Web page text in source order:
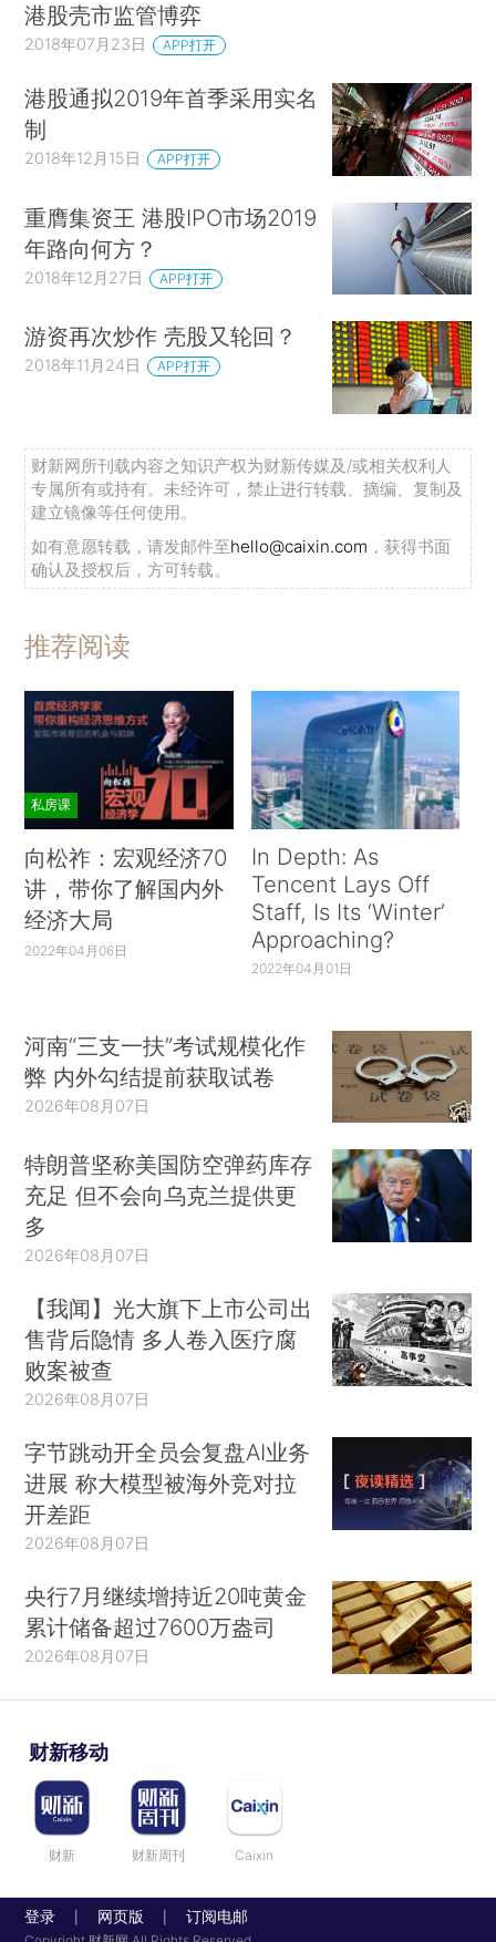
港股壳市监管博弈
2018年07月23日 APP打开
港股通拟2019年首季采用实名
制
2018年12月15日 APP打开
重膺集资王 港股IPO市场2019
年路向何方？
2018年12月27日 APP打开
游资再次炒作 壳股又轮回？
2018年11月24日 APP打开
财新网所刊载内容之知识产权为财新传媒及/或相关权利人
专属所有或持有。未经许可，禁止进行转载、摘编、复制及
建立镜像等任何使用。
如有意愿转载，请发邮件至hello@caixin.com ，获得书面
确认及授权后，方可转载。
推荐阅读
私房课
向松祚：宏观经济70
讲，带你了解国内外
经济大局
2022年04月06日
In Depth: As
Tencent Lays Off
Staff, Is Its ‘Winter’
Approaching?
2022年04月01日
河南“三支一扶”考试规模化作
弊 内外勾结提前获取试卷
2026年08月07日
特朗普坚称美国防空弹药库存
充足 但不会向乌克兰提供更
多
2026年08月07日
【我闻】光大旗下上市公司出
售背后隐情 多人卷入医疗腐
败案被查
2026年08月07日
字节跳动开全员会复盘AI业务
进展 称大模型被海外竞对拉
开差距
2026年08月07日
央行7月继续增持近20吨黄金
累计储备超过7600万盎司
2026年08月07日
财新移动
财新 财新周刊 Caixin
登录 网页版 订阅电邮